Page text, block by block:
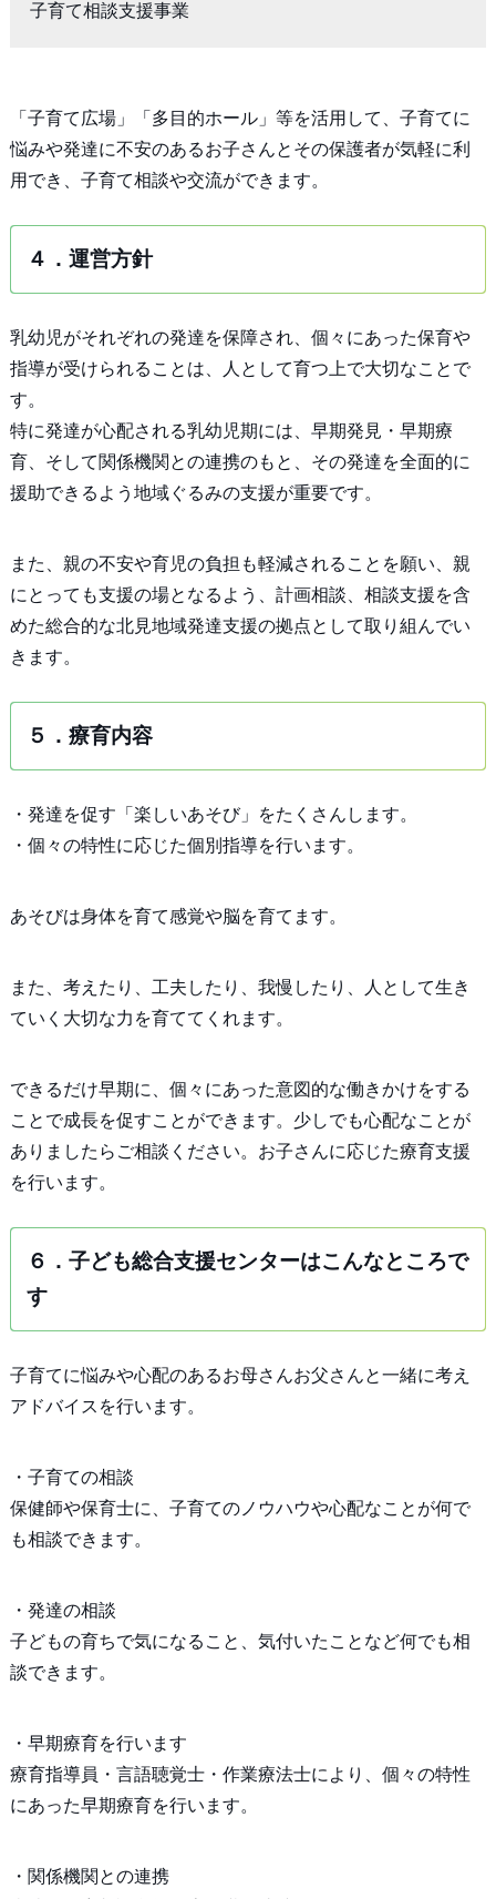
子育て相談支援事業
「子育て広場」「多目的ホール」等を活用して、子育てに
悩みや発達に不安のあるお子さんとその保護者が気軽に利
用でき、子育て相談や交流ができます。
４．運営方針
乳幼児がそれぞれの発達を保障され、個々にあった保育や
指導が受けられることは、人として育つ上で大切なことで
す。
特に発達が心配される乳幼児期には、早期発見・早期療
育、そして関係機関との連携のもと、その発達を全面的に
援助できるよう地域ぐるみの支援が重要です。
また、親の不安や育児の負担も軽減されることを願い、親
にとっても支援の場となるよう、計画相談、相談支援を含
めた総合的な北見地域発達支援の拠点として取り組んでい
きます。
５．療育内容
・発達を促す「楽しいあそび」をたくさんします。
・個々の特性に応じた個別指導を行います。
あそびは身体を育て感覚や脳を育てます。
また、考えたり、工夫したり、我慢したり、人として生き
ていく大切な力を育ててくれます。
できるだけ早期に、個々にあった意図的な働きかけをする
ことで成長を促すことができます。少しでも心配なことが
ありましたらご相談ください。お子さんに応じた療育支援
を行います。
６．子ども総合支援センターはこんなところで
す
子育てに悩みや心配のあるお母さんお父さんと一緒に考え
アドバイスを行います。
・子育ての相談
保健師や保育士に、子育てのノウハウや心配なことが何で
も相談できます。
・発達の相談
子どもの育ちで気になること、気付いたことなど何でも相
談できます。
・早期療育を行います
療育指導員・言語聴覚士・作業療法士により、個々の特性
にあった早期療育を行います。
・関係機関との連携